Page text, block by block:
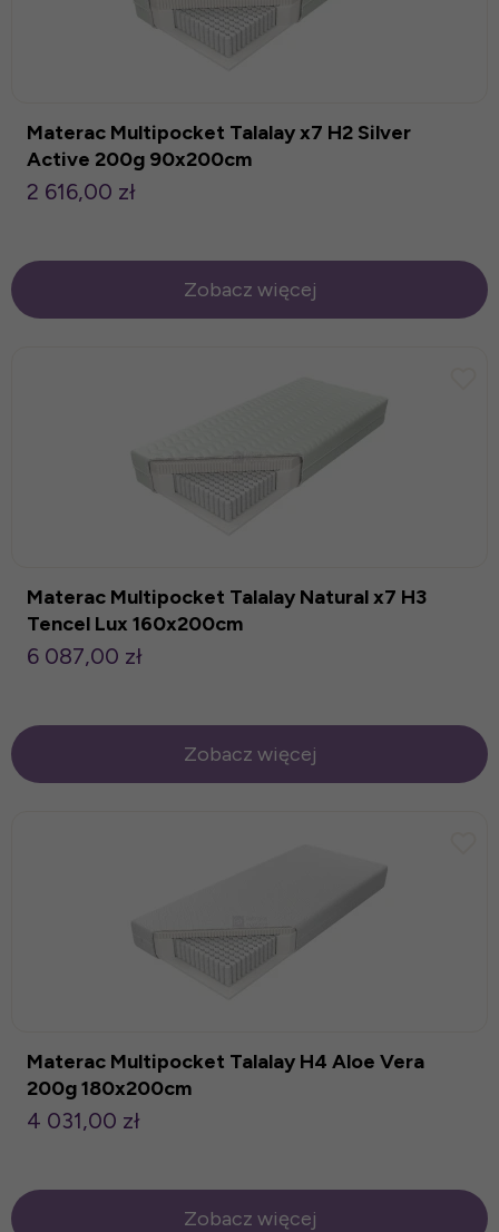
Materac Multipocket Talalay x7 H2 Silver
Active 200g 90x200cm
2 616,00 zł
Zobacz więcej
Materac Multipocket Talalay Natural x7 H3
Tencel Lux 160x200cm
6 087,00 zł
Zobacz więcej
Materac Multipocket Talalay H4 Aloe Vera
200g 180x200cm
4 031,00 zł
Zobacz więcej